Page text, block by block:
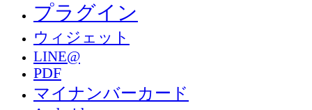
プラグイン
ウィジェット
LINE@
PDF
マイナンバーカード